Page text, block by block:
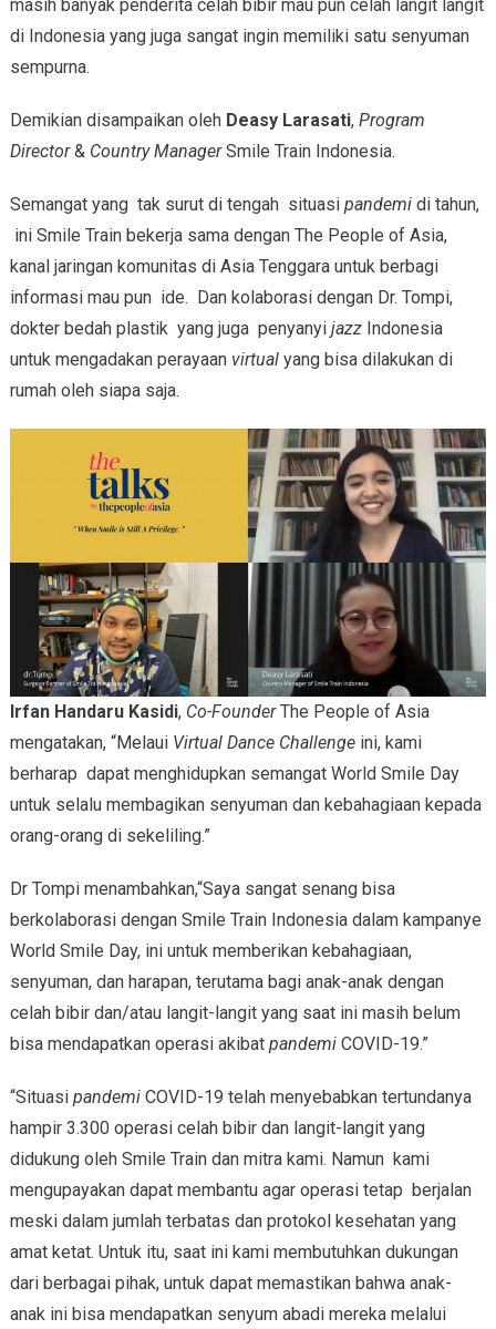
masih banyak penderita celah bibir mau pun celah langit langit
di Indonesia yang juga sangat ingin memiliki satu senyuman
sempurna.
Demikian disampaikan oleh Deasy Larasati, Program
Director& Country ManagerSmile Train Indonesia.
Semangat yang tak surut di tengah situasi pandemi di tahun,
ini Smile Train bekerja sama dengan The People of Asia,
kanal jaringan komunitas di Asia Tenggara untuk berbagi
informasi mau pun ide. Dan kolaborasi dengan Dr. Tompi,
dokter bedah plastik yang juga penyanyi jazzIndonesia
untuk mengadakan perayaan virtual yang bisa dilakukan di
rumah oleh siapa saja.
Irfan Handaru Kasidi, Co-FounderThe People of Asia
mengatakan, “Melaui Virtual Dance Challengeini, kami
berharap dapat menghidupkan semangat World Smile Day
untuk selalu membagikan senyuman dan kebahagiaan kepada
orang-orang di sekeliling.”
Dr Tompi menambahkan,“Saya sangat senang bisa
berkolaborasi dengan Smile Train Indonesia dalam kampanye
World Smile Day, ini untuk memberikan kebahagiaan,
senyuman, dan harapan, terutama bagi anak-anak dengan
celah bibir dan/atau langit-langit yang saat ini masih belum
bisa mendapatkan operasi akibat pandemi COVID-19.”
“Situasi pandemiCOVID-19 telah menyebabkan tertundanya
hampir 3.300 operasi celah bibir dan langit-langit yang
didukung oleh Smile Train dan mitra kami. Namun kami
mengupayakan dapat membantu agar operasi tetap berjalan
meski dalam jumlah terbatas dan protokol kesehatan yang
amat ketat. Untuk itu, saat ini kami membutuhkan dukungan
dari berbagai pihak, untuk dapat memastikan bahwa anak-
anak ini bisa mendapatkan senyum abadi mereka melalui